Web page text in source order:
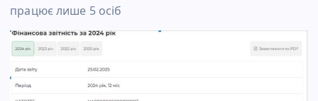
працює лише 5 осіб